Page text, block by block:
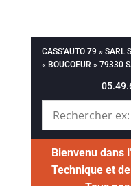
CASS’AUTO 79 »
« BOUCOEUR » 79330
Bienvenu dans
Technique et